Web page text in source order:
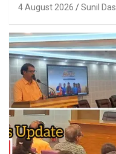
4 August 2026 Sunil Das